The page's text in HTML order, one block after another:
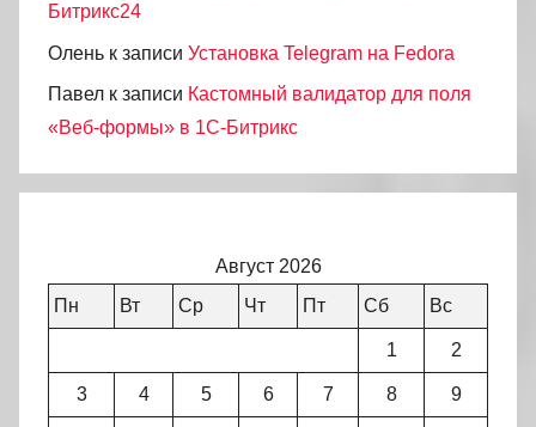
Битрикс24
Олень к записи Установка Telegram на Fedora
Павел к записи Кастомный валидатор для поля
«Веб-формы» в 1С-Битрикс
Август 2026
Пн
Вт Ср Чт Пт Сб Вс
1 2
3 4 5 6 7 8 9